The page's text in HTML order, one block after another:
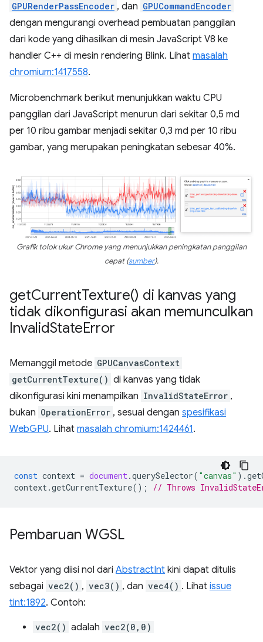
GPURenderPassEncoder , dan GPUCommandEncoder
dengan mengurangi overhead pembuatan panggilan
dari kode yang dihasilkan di mesin JavaScript V8 ke
handler C++ di mesin rendering Blink. Lihat masalah
chromium:1417558.
Microbenchmark berikut menunjukkan waktu CPU
panggilan dari JavaScript menurun dari sekitar 0,5 md
per 10 ribu gambar menjadi sekitar 0,3 md per 10 ribu
gambar, yang merupakan peningkatan sebesar 40%.
Grafik tolok ukur Chrome yang menunjukkan peningkatan panggilan
cepat (sumber).
getCurrentTexture() di kanvas yang
tidak dikonfigurasi akan memunculkan
InvalidStateError
Memanggil metode GPUCanvasContext
getCurrentTexture() di kanvas yang tidak
dikonfigurasi kini menampilkan InvalidStateError ,
bukan OperationError , sesuai dengan spesifikasi
WebGPU. Lihat masalah chromium:1424461.
const context = document.querySelector( "canvas" ).
context.getCurrentTexture(); // Throws
Pembaruan WGSL
Vektor yang diisi nol dari AbstractInt kini dapat ditulis
sebagai vec2() , vec3() , dan vec4() . Lihat issue
tint:1892. Contoh:
vec2() adalah vec2(0,0)